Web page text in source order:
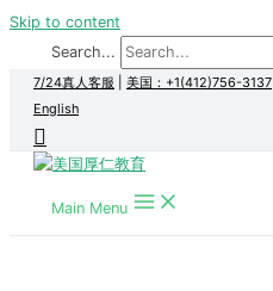
Skip to content
Search...
7/24真人客服 美国：+1(412)756-3137
English
Main Menu